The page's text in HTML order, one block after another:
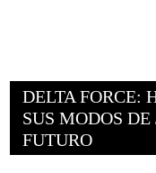
DELTA FORCE:
SUS MODOS
FUTURO